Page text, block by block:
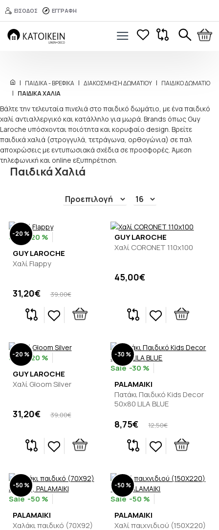
ΕΊΣΟΔΟΣ ΕΓΓΡΑΦΉ
ΠΑΙΔΙΚΑ - ΒΡΕΦΙΚΑ ΔΙΑΚΟΣΜΗΣΗ ΔΩΜΑΤΙΟΥ
ΠΑΙΔΙΚΌ ΔΩΜΆΤΙΟ
ΠΑΙΔΙΚΆ ΧΑΛΙΆ
Βάλτε την τελευταία πινελιά στο παιδικό δωμάτιο, με ένα παιδικό
χαλί αντιαλλεργικό και κατάλληλο για μωρά. Brands όπως Guy
Laroche υπόσχονται ποιότητα και κορυφαίο design. Βρείτε
παιδικά χαλιά (στρογγυλά, τετράγωνα, ορθογώνια) σε παλ
αποχρώσεις με εντυπωσιακά σχέδια σε προσφορές. Άμεση
τηλεφωνική και online εξυπηρέτηση.
Παιδικά Χαλιά
-20 %
-20 %
GUY LAROCHE
Χαλί Flappy
39,00€
31,20€
GUY LAROCHE
Χαλί CORONET 110x100
45,00€
-20 %
-20 %
GUY LAROCHE
Χαλί Gloom Silver
39,00€
31,20€
-30 %
-30 %
PALAMAIKI
Πατάκι Παιδικό Kids Decor
50x80 LILA BLUE
12,50€
8,75€
-50 %
-50 %
PALAMAIKI
Χαλάκι παιδικό (70Χ92)
-50 %
-50 %
PALAMAIKI
Χαλί παιχνιδιού (150Χ220)